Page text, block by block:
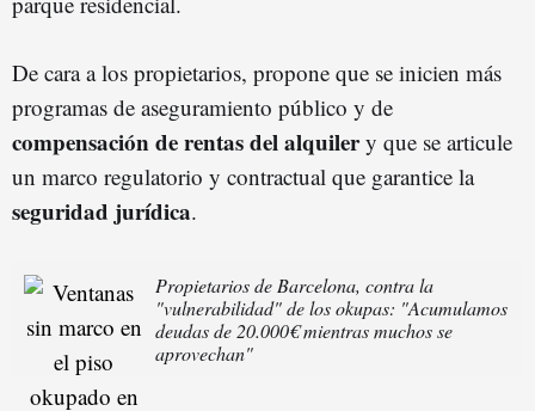
De cara a los propietarios, propone que se inicien más
programas de aseguramiento público y de
compensación de rentas del alquilery que se articule
un marco regulatorio y contractual que garantice la
seguridad jurídica.
Propietarios de Barcelona, contra la
"vulnerabilidad" de los okupas: "Acumulamos
deudas de 20.000€ mientras muchos se
aprovechan"